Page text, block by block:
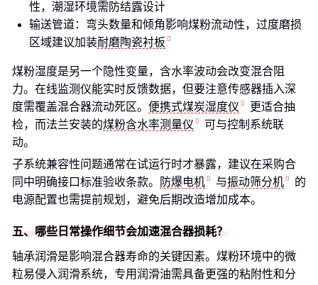
性，潮湿环境需防结露设计
输送管道：弯头数量和倾角影响煤粉流动性，过度磨损
区域建议加装耐磨陶瓷衬板
煤粉湿度是另一个隐性变量，含水率波动会改变混合阻
力。在线监测仪能实时反馈数据，但要注意传感器插入深
度需覆盖混合器流动死区。 便携式煤炭湿度仪
更适合抽
检，而法兰安装的煤粉含水率测量仪
可与控制系统联
动。
子系统兼容性问题通常在试运行时才暴露，建议在采购合
同中明确接口标准验收条款。
防爆电机 与振动筛分机
的
电源配置也需提前规划，避免后期改造增加成本。
五、哪些日常操作细节会加速混合器损耗？
轴承润滑是影响混合器寿命的关键因素。煤粉环境中的微
粒易侵入润滑系统，专用润滑油需具备更强的粘附性和分